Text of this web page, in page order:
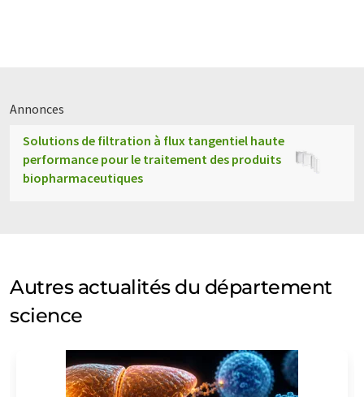
Annonces
Solutions de filtration à flux tangentiel haute
performance pour le traitement des produits
biopharmaceutiques
Autres actualités du département
science